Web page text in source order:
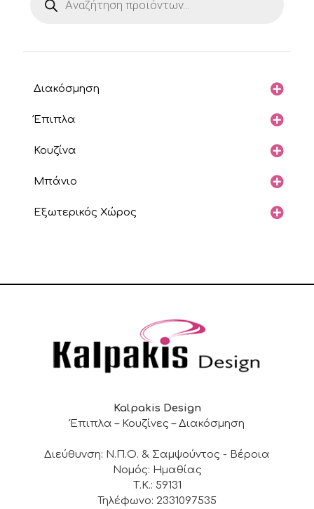
Διακόσμηση
Έπιπλα
Κουζίνα
Μπάνιο
Εξωτερικός Χώρος
Kalpakis Design
Έπιπλα – Κουζίνες – Διακόσμηση
Διεύθυνση: Ν.Π.Ο. & Σαμψούντος - Βέροια
Νομός: Ημαθίας
Τ.Κ.: 59131
Τηλέφωνο: 2331097535